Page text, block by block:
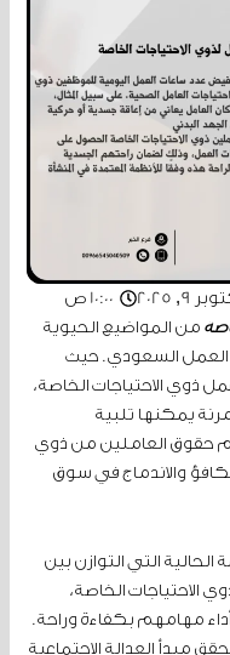
9, 2025
10:00 ص
من المواضيع الحيوية
العمل السعودي. حيث
ذوي الاحتياجات الخاصة،
يمكنها تلبية
حقوق العاملين من ذوي
والاندماج في سوق
التي التوازن بين
الاحتياجات الخاصة،
مهامهم بكفاءة وراحة.
مبدأ العدالة الاجتماعية